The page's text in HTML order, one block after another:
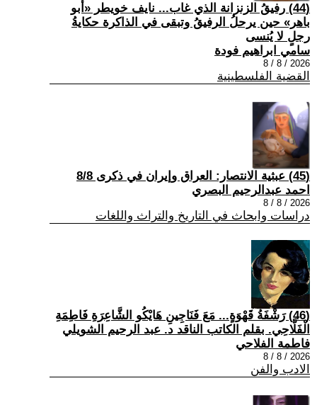
(44) رفيقُ الزنزانة الذي غاب... نايف خويطر «أبو
باهر» حين يرحلُ الرفيقُ وتبقى في الذاكرة حكايةُ
رجلٍ لا يُنسى
سامي ابراهيم فودة
2026 / 8 / 8
القضية الفلسطينية
(45) عبثية الانتصار: العراق وإيران في ذكرى 8/8
احمد عبدالرحيم البصري
2026 / 8 / 8
دراسات وابحاث في التاريخ والتراث واللغات
(46) رَشْفَةُ قَهْوَةٍ... مَعَ فَنَاجِينِ هَايْكُو الشَّاعِرَةِ فَاطِمَةِ
الْفَلَّاحِي. بقلم الكاتب الناقد د. عبد الرحيم الشويلي
فاطمة الفلاحي
2026 / 8 / 8
الادب والفن